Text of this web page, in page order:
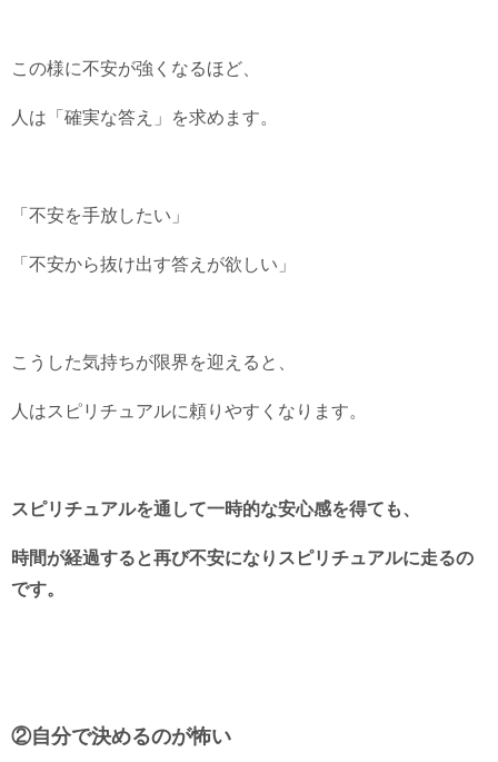
この様に不安が強くなるほど、
人は「確実な答え」を求めます。
「不安を手放したい」
「不安から抜け出す答えが欲しい」
こうした気持ちが限界を迎えると、
人はスピリチュアルに頼りやすくなります。
スピリチュアルを通して一時的な安心感を得ても、
時間が経過すると再び不安になりスピリチュアルに走るの
です。
②自分で決めるのが怖い